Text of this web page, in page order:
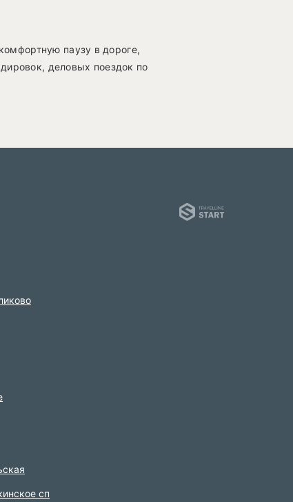
паузу в дороге,
деловых поездок по
сп